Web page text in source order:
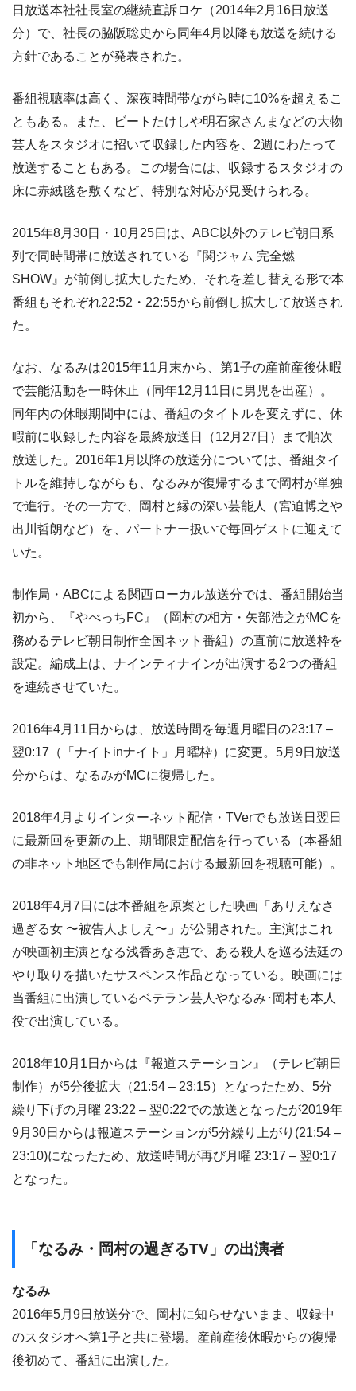
日放送本社社長室の継続直訴ロケ（2014年2月16日放送
分）で、社長の脇阪聡史から同年4月以降も放送を続ける
方針であることが発表された。
番組視聴率は高く、深夜時間帯ながら時に10%を超えるこ
ともある。また、ビートたけしや明石家さんまなどの大物
芸人をスタジオに招いて収録した内容を、2週にわたって
放送することもある。この場合には、収録するスタジオの
床に赤絨毯を敷くなど、特別な対応が見受けられる。
2015年8月30日・10月25日は、ABC以外のテレビ朝日系
列で同時間帯に放送されている『関ジャム 完全燃
SHOW』が前倒し拡大したため、それを差し替える形で本
番組もそれぞれ22:52・22:55から前倒し拡大して放送され
た。
なお、なるみは2015年11月末から、第1子の産前産後休暇
で芸能活動を一時休止（同年12月11日に男児を出産）。
同年内の休暇期間中には、番組のタイトルを変えずに、休
暇前に収録した内容を最終放送日（12月27日）まで順次
放送した。2016年1月以降の放送分については、番組タイ
トルを維持しながらも、なるみが復帰するまで岡村が単独
で進行。その一方で、岡村と縁の深い芸能人（宮迫博之や
出川哲朗など）を、パートナー扱いで毎回ゲストに迎えて
いた。
制作局・ABCによる関西ローカル放送分では、番組開始当
初から、『やべっちFC』（岡村の相方・矢部浩之がMCを
務めるテレビ朝日制作全国ネット番組）の直前に放送枠を
設定。編成上は、ナインティナインが出演する2つの番組
を連続させていた。
2016年4月11日からは、放送時間を毎週月曜日の23:17 –
翌0:17（「ナイトinナイト」月曜枠）に変更。5月9日放送
分からは、なるみがMCに復帰した。
2018年4月よりインターネット配信・TVerでも放送日翌日
に最新回を更新の上、期間限定配信を行っている（本番組
の非ネット地区でも制作局における最新回を視聴可能）。
2018年4月7日には本番組を原案とした映画「ありえなさ
過ぎる女 〜被告人よしえ〜」が公開された。主演はこれ
が映画初主演となる浅香あき恵で、ある殺人を巡る法廷の
やり取りを描いたサスペンス作品となっている。映画には
当番組に出演しているベテラン芸人やなるみ･岡村も本人
役で出演している。
2018年10月1日からは『報道ステーション』（テレビ朝日
制作）が5分後拡大（21:54 – 23:15）となったため、5分
繰り下げの月曜 23:22 – 翌0:22での放送となったが2019年
9月30日からは報道ステーションが5分繰り上がり(21:54 –
23:10)になったため、放送時間が再び月曜 23:17 – 翌0:17
となった。
「なるみ・岡村の過ぎるTV」の出演者
なるみ
2016年5月9日放送分で、岡村に知らせないまま、収録中
のスタジオへ第1子と共に登場。産前産後休暇からの復帰
後初めて、番組に出演した。